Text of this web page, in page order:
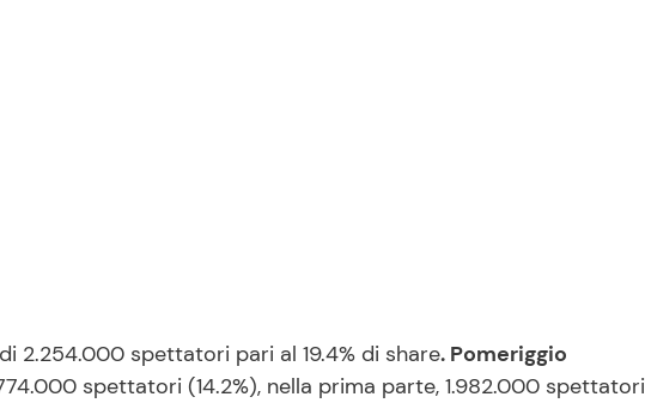
2.254.000 spettatori pari al 19.4% di share. Pomeriggio
spettatori (14.2%), nella prima parte, 1.982.000 spettatori